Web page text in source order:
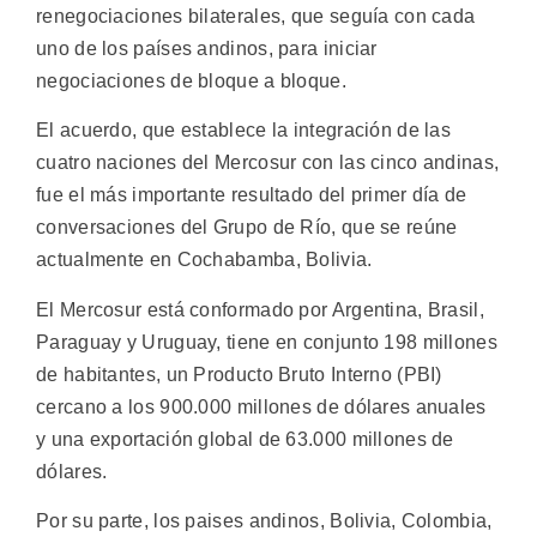
renegociaciones bilaterales, que seguía con cada
uno de los países andinos, para iniciar
negociaciones de bloque a bloque.
El acuerdo, que establece la integración de las
cuatro naciones del Mercosur con las cinco andinas,
fue el más importante resultado del primer día de
conversaciones del Grupo de Río, que se reúne
actualmente en Cochabamba, Bolivia.
El Mercosur está conformado por Argentina, Brasil,
Paraguay y Uruguay, tiene en conjunto 198 millones
de habitantes, un Producto Bruto Interno (PBI)
cercano a los 900.000 millones de dólares anuales
y una exportación global de 63.000 millones de
dólares.
Por su parte, los paises andinos, Bolivia, Colombia,